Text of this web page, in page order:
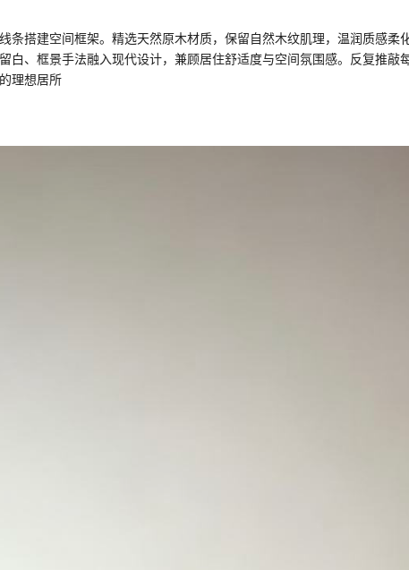
条搭建空间框架。精选天然原木材质，保留自然木纹肌理，温润质感
白、框景手法融入现代设计，兼顾居住舒适度与空间氛围感。反复推
理想居所